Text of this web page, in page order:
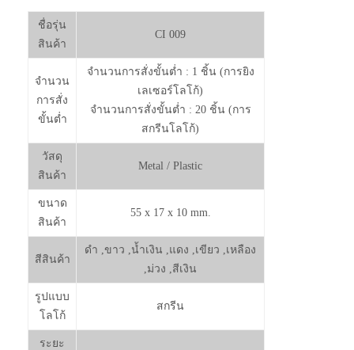
ชื่อรุ่น
สินค้า
CI 009
จำนวน
การสั่ง
ขั้นต่ำ
จำนวนการสั่งขั้นต่ำ : 1 ชิ้น (การยิง
เลเซอร์โลโก้)
จำนวนการสั่งขั้นต่ำ : 20 ชิ้น (การ
สกรีนโลโก้)
วัสดุ
สินค้า
Metal / Plastic
ขนาด
สินค้า
55 x 17 x 10 mm.
สีสินค้า
ดำ ,ขาว ,น้ำเงิน ,แดง ,เขียว ,เหลือง
,ม่วง ,สีเงิน
รูปแบบ
โลโก้
สกรีน
ระยะ